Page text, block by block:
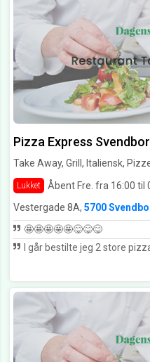
Pizza Express
Take Away, Grill, Italiensk,
Lukket Åbent Fre. fra 16:00 til
Vestergade 8A, 5700
🤩🤩🤩🤩🤩😋😋😋
I går bestilte jeg 2 store pizza. Og 1 pommes frites stor. Da jeg hentede var den og varm da jeg kom hjem det